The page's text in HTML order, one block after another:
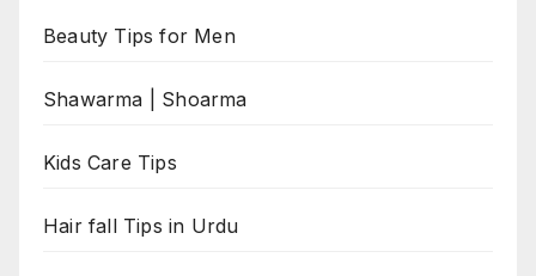
Beauty Tips for Men
Shawarma | Shoarma
Kids Care Tips
Hair fall Tips in Urdu